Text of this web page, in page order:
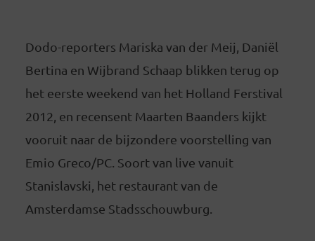
Dodo-reporters Mariska van der Meij, Daniël
Bertina en Wijbrand Schaap blikken terug op
het eerste weekend van het Holland Ferstival
2012, en recensent Maarten Baanders kijkt
vooruit naar de bijzondere voorstelling van
Emio Greco/PC. Soort van live vanuit
Stanislavski, het restaurant van de
Amsterdamse Stadsschouwburg.